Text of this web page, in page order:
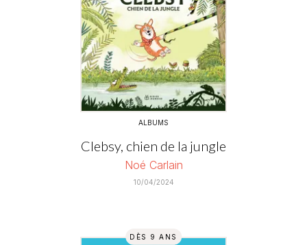
ALBUMS
Clebsy, chien de la jungle
Noé Carlain
10/04/2024
DÈS 9 ANS